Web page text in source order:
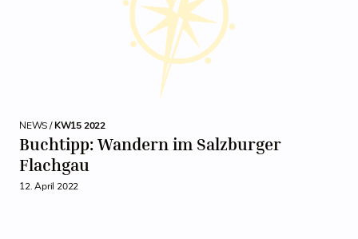
NEWS /KW15 2022
Buchtipp: Wandern im Salzburger
Flachgau
12. April 2022